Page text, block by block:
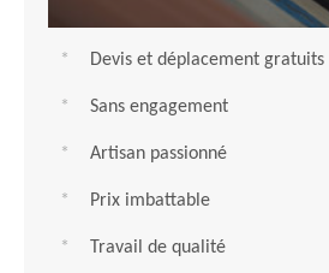
Devis et déplacement gratuits
Sans engagement
Artisan passionné
Prix imbattable
Travail de qualité